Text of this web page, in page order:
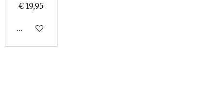
€ 19,95
Houd mij op de hoogte